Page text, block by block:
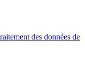
des données de